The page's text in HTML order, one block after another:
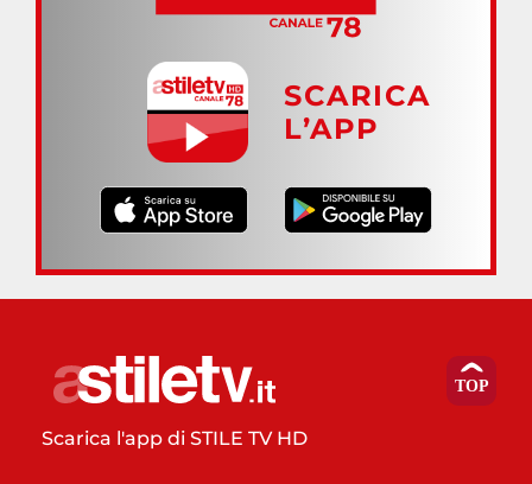
SCARICA
L’APP
Scarica l'app di STILE TV HD